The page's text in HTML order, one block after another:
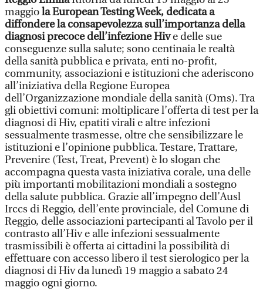
maggiola European Testing Week, dedicata a
diffondere la consapevolezza sull’importanza della
diagnosi precoce dell’infezione Hive delle sue
conseguenze sulla salute; sono centinaia le realtà
della sanità pubblica e privata, enti no-profit,
community, associazioni e istituzioni che aderiscono
all’iniziativa della Regione Europea
dell’Organizzazione mondiale della sanità (Oms). Tra
gli obiettivi comuni: moltiplicare l’offerta di test per la
diagnosi di Hiv, epatiti virali e altre infezioni
sessualmente trasmesse, oltre che sensibilizzare le
istituzioni e l’opinione pubblica. Testare, Trattare,
Prevenire (Test, Treat, Prevent) è lo slogan che
accompagna questa vasta iniziativa corale, una delle
più importanti mobilitazioni mondiali a sostegno
della salute pubblica. Grazie all’impegno dell’Ausl
Irccs di Reggio, dell’ente provinciale, del Comune di
Reggio, delle associazioni partecipanti al Tavolo per il
contrasto all’Hiv e alle infezioni sessualmente
trasmissibili è offerta ai cittadini la possibilità di
effettuare con accesso libero il test sierologico per la
diagnosi di Hiv da lunedì 19 maggio a sabato 24
maggio ogni giorno.